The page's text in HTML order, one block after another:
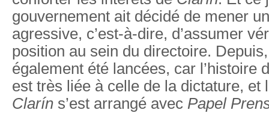
gouvernement ait décidé de mener
agressive, c’est-à-dire, d’assumer
position au sein du directoire.
également été lancées, car l’histoire
est très liée à celle de la dictature, et
Clarín s’est arrangé avec Papel